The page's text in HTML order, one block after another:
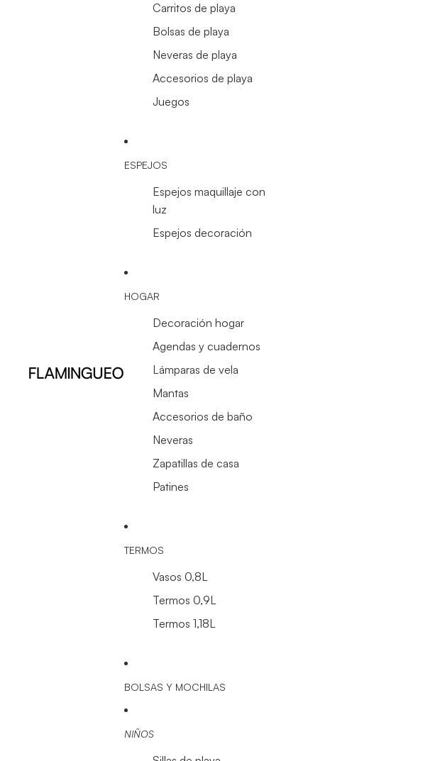
Carritos de playa
Bolsas de playa
Neveras de playa
Accesorios de playa
Juegos
ESPEJOS
Espejos maquillaje con
luz
Espejos decoración
HOGAR
Decoración hogar
Agendas y cuadernos
Lámparas de vela
Mantas
Accesorios de baño
Neveras
Zapatillas de casa
Patines
TERMOS
Vasos 0,8L
Termos 0,9L
Termos 1,18L
BOLSAS Y MOCHILAS
NIÑOS